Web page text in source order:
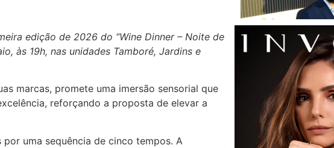
edição de 2026 do “Wine Dinner – Noite de
às 19h, nas unidades Tamboré, Jardins e
marcas, promete uma imersão sensorial que
reforçando a proposta de elevar a
uma sequência de cinco tempos. A